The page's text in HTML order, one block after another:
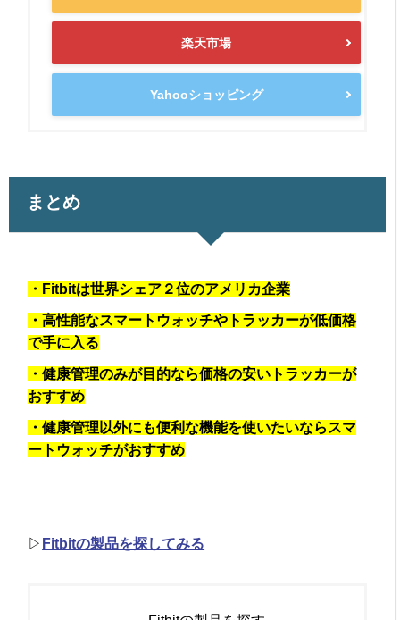
楽天市場
Yahooショッピング
まとめ
・Fitbitは世界シェア２位のアメリカ企業
・高性能なスマートウォッチやトラッカーが低価格
で手に入る
・健康管理のみが目的なら価格の安いトラッカーが
おすすめ
・健康管理以外にも便利な機能を使いたいならスマ
ートウォッチがおすすめ
▷ Fitbitの製品を探してみる